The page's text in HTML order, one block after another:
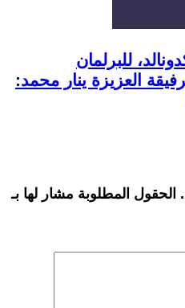
للبرلمان
العزيزة ينار محمد:
الحقول المطلوبة مشار لها بـ